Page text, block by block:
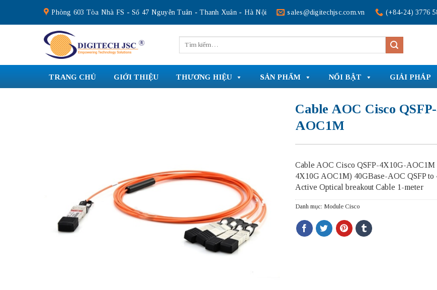
content
Phòng 603 Tòa Nhà FS - Số 47 Nguyễn Tuân - Thanh Xuân - Hà Nội sales@digitechjsc.com.vn (+84-24) 3776
kiếm:
TRANG CHỦ GIỚI THIỆU THƯƠNG HIỆU SẢN PHẨM NỔI BẬT GIẢI PHÁP
Cable AOC Cisco
AOC1M
Cable AOC Cisco QSFP-4X10G-AOC1M
4X10G AOC1M) 40GBase-AOC QSFP to
Active Optical breakout Cable 1-meter
Danh mục: Module Cisco